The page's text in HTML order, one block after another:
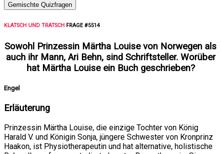
Gemischte Quizfragen
KLATSCH UND TRATSCH FRAGE #5514
Sowohl Prinzessin Märtha Louise von Norwegen als
auch ihr Mann, Ari Behn, sind Schriftsteller. Worüber
hat Märtha Louise ein Buch geschrieben?
Engel
Erläuterung
Prinzessin Märtha Louise, die einzige Tochter von König
Harald V. und Königin Sonja, jüngere Schwester von Kronprinz
Haakon, ist Physiotherapeutin und hat alternative, holistische